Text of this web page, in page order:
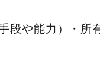
段や能力）・所